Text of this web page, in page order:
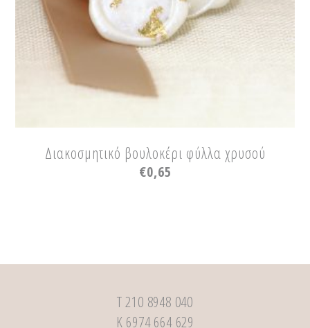
Διακοσμητικό βουλοκέρι φύλλα χρυσού
€0,65
Τ 210 8948 040
Κ 6974 664 629